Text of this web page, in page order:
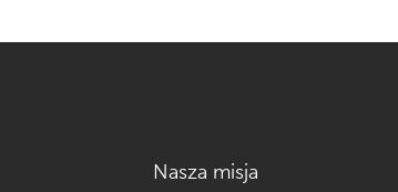
Nasza misja